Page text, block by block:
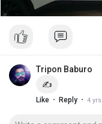
Tripon Baburo
✍️
Like · Reply · 4 yrs